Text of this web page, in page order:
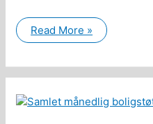
Covid-
19:
gjorde
det
af
Read More »